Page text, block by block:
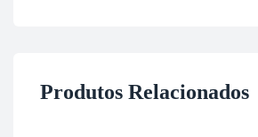
Produtos Relacionados